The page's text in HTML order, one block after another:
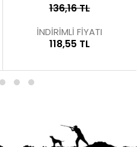
136,16 TL
İNDİRİMLİ FİYATI
118,55 TL